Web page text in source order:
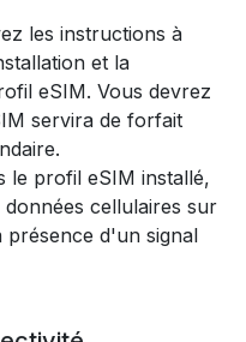
les instructions à
et la
eSIM. Vous devrez
servira de forfait
le profil eSIM installé,
cellulaires sur
présence d'un signal